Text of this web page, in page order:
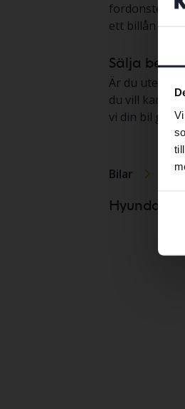
ett billån kan
Sälja
Är du ute
du vill kan vi
vi din bil
Bilar